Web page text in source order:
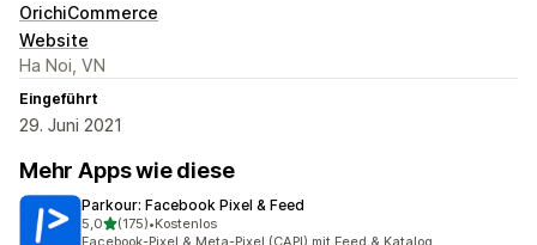
OrichiCommerce
Website
Ha Noi, VN
Eingeführt
29. Juni 2021
Mehr Apps wie diese
Parkour: Facebook Pixel & Feed
5,0von 5 Sternen
(175)
175 Rezensionen insgesamt
•Kostenlos